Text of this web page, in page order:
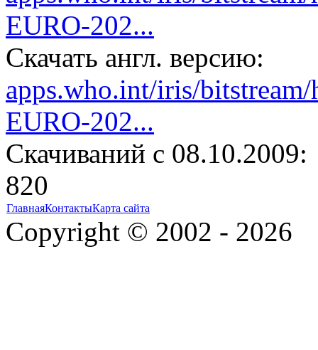
EURO-202...
Скачать англ. версию:
apps.who.int/iris/
EURO-202...
Cкачиваний с 08.10.2009:
820
ГлавнаяКонтактыКарта сайта
Copyright © 2002 - 2026